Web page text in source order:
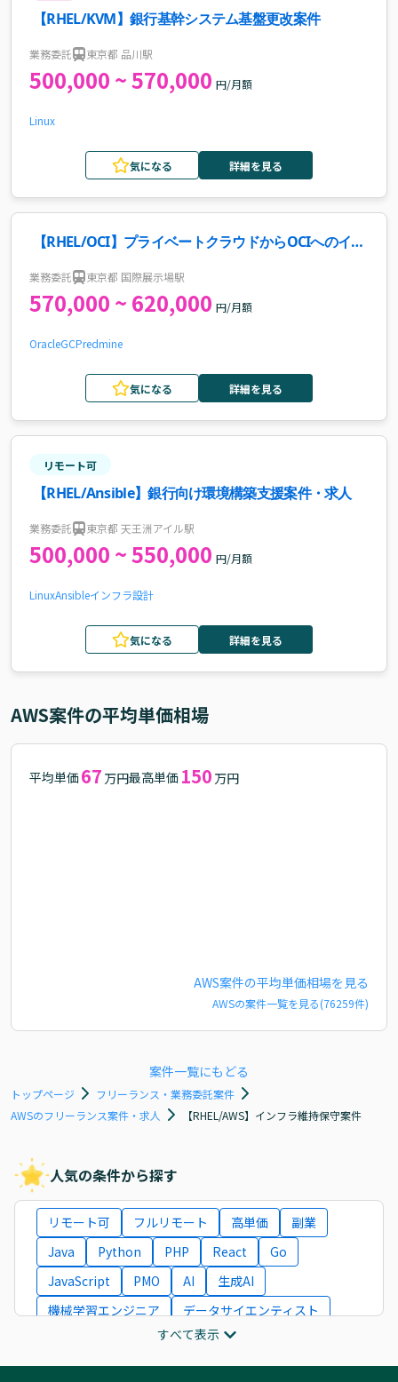
【RHEL/KVM】銀行基幹システム基盤更改案件
業務委託 東京都 品川駅
500,000 ~ 570,000 円/月額
Linux
気になる 詳細を見る
【RHEL/OCI】プライベートクラウドからOCIへのイン
業務委託 東京都 国際展示場駅
570,000 ~ 620,000 円/月額
OracleGCPredmine
気になる 詳細を見る
リモート可
【RHEL/Ansible】銀行向け環境構築支援案件・求人
業務委託 東京都 天王洲アイル駅
500,000 ~ 550,000 円/月額
LinuxAnsibleインフラ設計
気になる 詳細を見る
AWS案件の平均単価相場
平均単価 67 万円最高単価 150 万円
AWS案件の平均単価相場を見る
AWSの案件一覧を見る(76259件)
案件一覧にもどる
トップページ
フリーランス・業務委託案件
AWSのフリーランス案件・求人
【RHEL/AWS】インフラ維持保守案件
人気の条件から探す
リモート可 フルリモート 高単価
副業
Java
Python PHP React
Go
JavaScript
PMO AI
生成AI
機械学習エンジニア
データサイエンティスト
ITコンサルタント
フロントエンドエンジニア
すべて表示